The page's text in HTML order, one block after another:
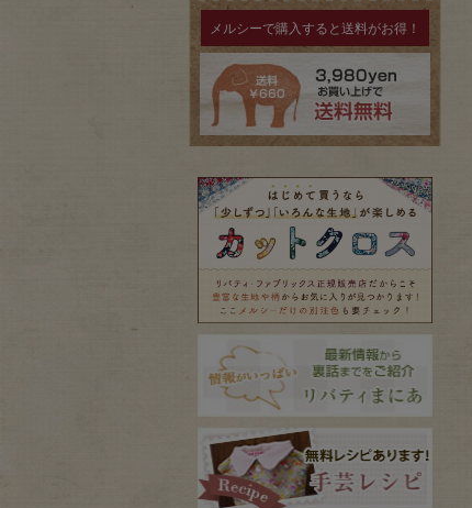
メルシーで購入すると送料がお得！